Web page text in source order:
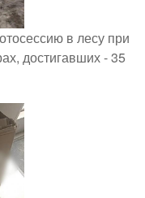
в лесу при
достигавших - 35